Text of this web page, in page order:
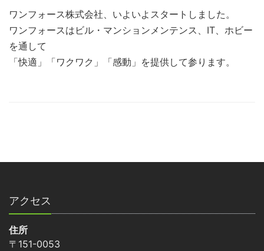
ワンフォース株式会社、いよいよスタートしました。
ワンフォースはビル・マンションメンテンス、IT、ホビー
を通して
「快適」「ワクワク」「感動」を提供して参ります。
アクセス
住所
〒151-0053